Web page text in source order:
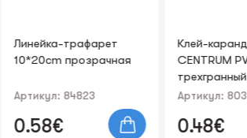
Клей-карандаш 15g
CENTRUM PVP,
Артикул: 80321
0.48€